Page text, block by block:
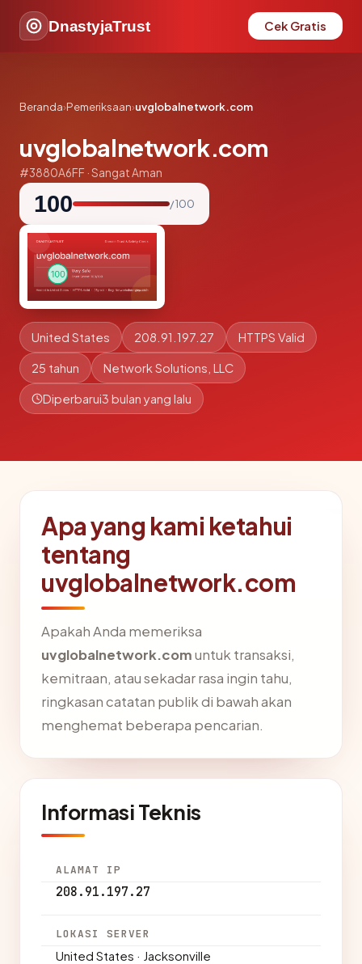
DnastyjaTrust Cek Gratis
Beranda›Pemeriksaan›uvglobalnetwork.com
uvglobalnetwork.com
#3880A6FF · Sangat Aman
100 / 100
United States 208.91.197.27 HTTPS Valid
25 tahun Network Solutions, LLC
Diperbarui3 bulan yang lalu
Apa yang kami ketahui
tentang
uvglobalnetwork.com
Apakah Anda memeriksa
uvglobalnetwork.comuntuk transaksi,
kemitraan, atau sekadar rasa ingin tahu,
ringkasan catatan publik di bawah akan
menghemat beberapa pencarian.
Informasi Teknis
ALAMAT IP
208.91.197.27
LOKASI SERVER
United States · Jacksonville